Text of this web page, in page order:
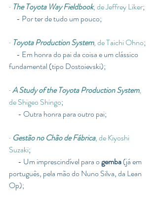
· The Toyota Way Fieldbook, de Jeffrey Liker;
     - Por ter de tudo um pouco;
· Toyota Production System,de Taichi Ohno;
fundamental (tipo Dostoievski);
· A Study of the Toyota Production System,
de Shigeo Shingo;
      - Outra honra para outro pai;
· Gestão no Chão de Fábrica, de Kiyoshi
Suzaki;
      - Um imprescindível para o
gemba (já em
português, pela mão do Nuno Silva, da Lean
Op);